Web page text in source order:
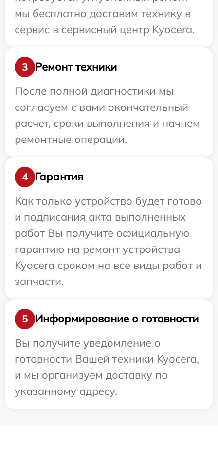
мы бесплатно доставим технику в
сервис в сервисный центр Kyocera.
3
Ремонт техники
После полной диагностики мы
согласуем с вами окончательный
расчет, сроки выполнения и начнем
ремонтные операции.
4
Гарантия
Как только устройство будет готово
и подписания акта выполненных
работ Вы получите официальную
гарантию на ремонт устройства
Kyocera сроком на все виды работ и
запчасти.
5
Информирование о готовности
Вы получите уведомление о
готовности Вашей техники Kyocera,
и мы организуем доставку по
указанному адресу.